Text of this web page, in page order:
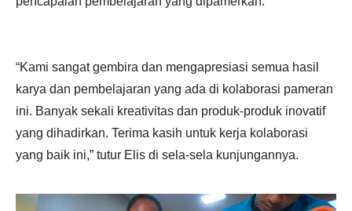
“Kami sangat gembira dan mengapresiasi semua hasil
karya dan pembelajaran yang ada di kolaborasi pameran
ini. Banyak sekali kreativitas dan produk-produk inovatif
yang dihadirkan. Terima kasih untuk kerja kolaborasi
yang baik ini,” tutur Elis di sela-sela kunjungannya.